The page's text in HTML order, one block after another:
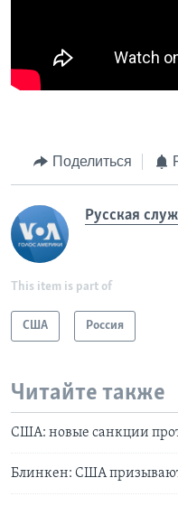
Поделиться
Русская
This item is part of
США Россия
Читайте также
США: новые санкции
Блинкен: США призывают